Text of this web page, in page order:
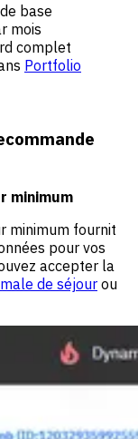
base
mois
complet
Portfolio
minimum
minimum fournit
pour vos
accepter la
de séjour ou